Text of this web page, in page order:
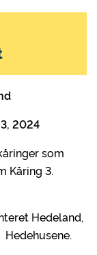
2024
som
Kåring 3.
Hedeland,